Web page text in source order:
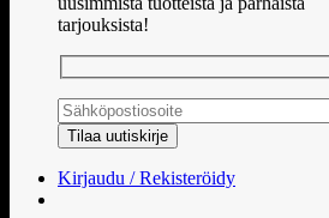
tarjouksista!
Kirjaudu / Rekisteröidy